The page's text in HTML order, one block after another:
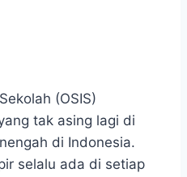
(OSIS)
tak asing lagi di
di Indonesia.
selalu ada di setiap